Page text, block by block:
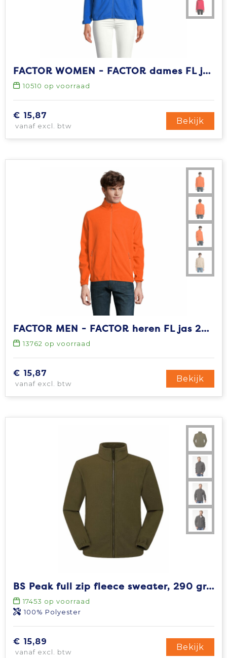
FACTOR WOMEN - FACTOR dames FL jas 280g
10510 op voorraad
€ 15,87
vanaf excl. btw
Bekijk
FACTOR MEN - FACTOR heren FL jas 280g
13762 op voorraad
€ 15,87
vanaf excl. btw
Bekijk
BS Peak full zip fleece sweater, 290 gr/m²
17453 op voorraad
100% Polyester
€ 15,89
vanaf excl. btw
Bekijk